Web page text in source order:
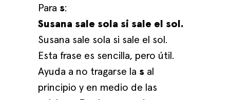
Para s:
Susana sale sola si sale el sol.
Susana sale sola si sale el sol.
Esta frase es sencilla, pero útil.
Ayuda a no tragarse la s al
principio y en medio de las